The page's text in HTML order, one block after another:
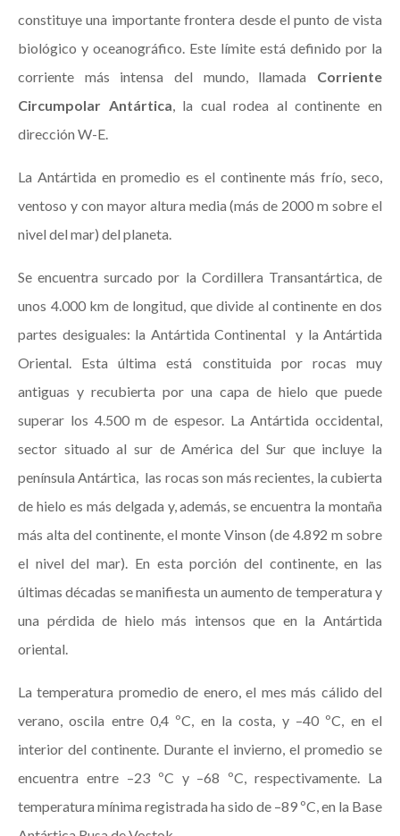
constituye una importante frontera desde el punto de vista
biológico y oceanográfico. Este límite está definido por la
corriente más intensa del mundo, llamada Corriente
Circumpolar Antártica, la cual rodea al continente en
dirección W-E.
La Antártida en promedio es el continente más frío, seco,
ventoso y con mayor altura media (más de 2000 m sobre el
nivel del mar) del planeta.
Se encuentra surcado por la Cordillera Transantártica, de
unos 4.000 km de longitud, que divide al continente en dos
partes desiguales: la Antártida Continental y la Antártida
Oriental. Esta última está constituida por rocas muy
antiguas y recubierta por una capa de hielo que puede
superar los 4.500 m de espesor. La Antártida occidental,
sector situado al sur de América del Sur que incluye la
península Antártica, las rocas son más recientes, la cubierta
de hielo es más delgada y, además, se encuentra la montaña
más alta del continente, el monte Vinson (de 4.892 m sobre
el nivel del mar). En esta porción del continente, en las
últimas décadas se manifiesta un aumento de temperatura y
una pérdida de hielo más intensos que en la Antártida
oriental.
La temperatura promedio de enero, el mes más cálido del
verano, oscila entre 0,4 ºC, en la costa, y –40 ºC, en el
interior del continente. Durante el invierno, el promedio se
encuentra entre –23 ºC y –68 ºC, respectivamente. La
temperatura mínima registrada ha sido de –89 ºC, en la Base